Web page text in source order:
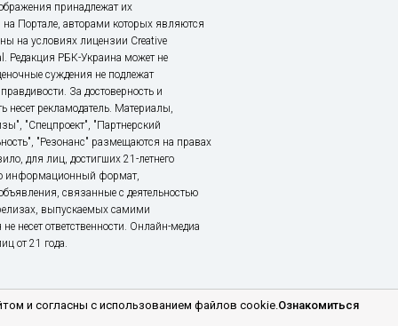
принадлежат их
Портале, авторами которых являются
на условиях лицензии Creative
Редакция РБК-Украина может не
суждения не подлежат
За достоверность и
несет рекламодатель. Материалы,
"Спецпроект", "Партнерский
"Резонанс" размещаются на правах
для лиц, достигших 21-летнего
информационный формат,
связанные с деятельностью
выпускаемых самими
несет ответственности. Онлайн-медиа
от 21 года.
и согласны с использованием файлов cookie.Ознакомиться